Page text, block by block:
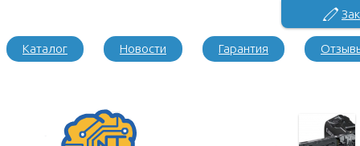
Каталог Новости Гарантия